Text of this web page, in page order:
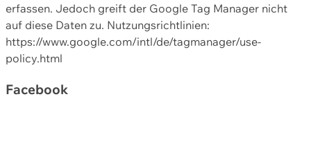
erfassen. Jedoch greift der Google Tag Manager nicht
auf diese Daten zu. Nutzungsrichtlinien:
https://www.google.com/intl/de/tagmanager/use-
policy.html
Facebook